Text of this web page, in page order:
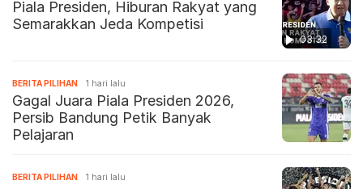
03:32
Piala Presiden, Hiburan Rakyat yang
Semarakkan Jeda Kompetisi
BERITA PILIHAN 1 hari lalu
Gagal Juara Piala Presiden 2026,
Persib Bandung Petik Banyak
Pelajaran
BERITA PILIHAN 1 hari lalu